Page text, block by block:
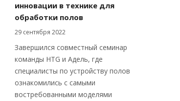
инновации в технике для
обработки полов
29 сентября 2022
Завершился совместный семинар
команды HTG и Адель, где
специалисты по устройству полов
ознакомились с самыми
востребованными моделями